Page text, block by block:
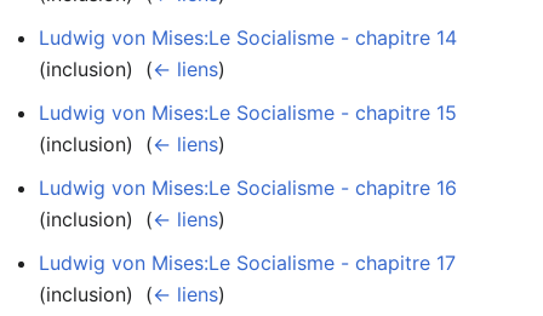
Ludwig von Mises:Le Socialisme - chapitre 14
(inclusion) ‎ (← liens)
Ludwig von Mises:Le Socialisme - chapitre 15
(inclusion) ‎ (← liens)
Ludwig von Mises:Le Socialisme - chapitre 16
(inclusion) ‎ (← liens)
Ludwig von Mises:Le Socialisme - chapitre 17
(inclusion) ‎ (← liens)